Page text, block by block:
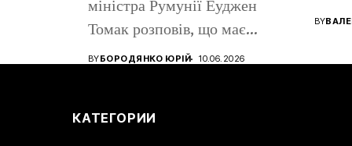
міністра Румунії Еуджен
Томак розповів, що має
громадянство Румунії...
BYБОРОДЯНКО ЮРІЙ 10.06.2026
BY
КАТЕГОРИИ